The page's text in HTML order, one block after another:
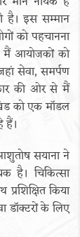
है। इस सम्मान
को पहचानना
मैं आयोजकों को
सेवा, समर्पण
की ओर से मैं
को एक मॉडल
हैं।
सयाना ने
है। चिकित्सा
किया
डॉक्टरों के लिए